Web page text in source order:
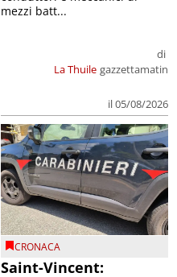
La Thuile
di
gazzettamatin
il 05/08/2026
mezzi batt...
CRONACA
Saint-Vincent: